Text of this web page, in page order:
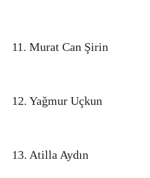
11. Murat Can Şirin
12. Yağmur Uçkun
13. Atilla Aydın